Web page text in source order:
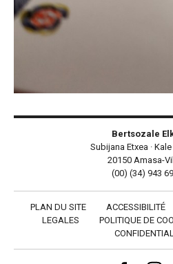
Bertsozale
Subijana Etxea ·
20150 Amasa-
(00) (34) 943
PLAN DU SITE ACCESSIBILITÉ
LEGALES
POLITIQUE DE